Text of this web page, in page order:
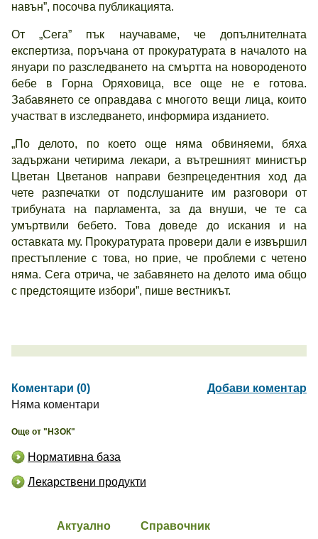
навън”, посочва публикацията.
От „Сега” пък научаваме, че допълнителната
експертиза, поръчана от прокуратурата в началото на
януари по разследването на смъртта на новороденото
бебе в Горна Оряховица, все още не е готова.
Забавянето се оправдава с многото вещи лица, които
участват в изследването, информира изданието.
„По делото, по което още няма обвиняеми, бяха
задържани четирима лекари, а вътрешният министър
Цветан Цветанов направи безпрецедентния ход да
чете разпечатки от подслушаните им разговори от
трибуната на парламента, за да внуши, че те са
умъртвили бебето. Това доведе до искания и на
оставката му. Прокуратурата провери дали е извършил
престъпление с това, но прие, че проблеми с четено
няма. Сега отрича, че забавянето на делото има общо
с предстоящите избори”, пише вестникът.
Коментари (0)
Добави коментар
Няма коментари
Още от "НЗОК"
Нормативна база
Лекарствени продукти
Актуално Справочник